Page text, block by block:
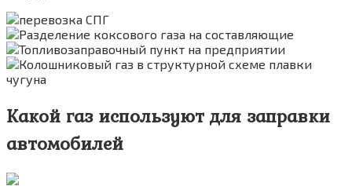
Какой газ используют для заправки
автомобилей